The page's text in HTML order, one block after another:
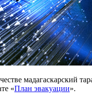
мадагаскарский
«План эвакуации».